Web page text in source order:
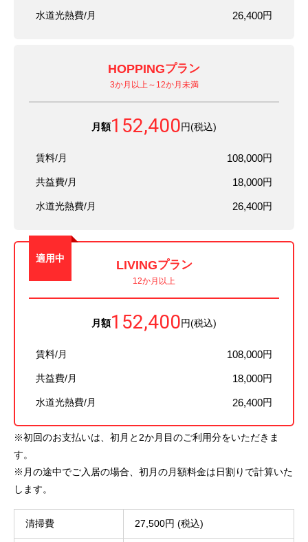
水道光熱費/月 26,400円
HOPPINGプラン
3か月以上～12か月未満
月額152,400円(税込)
賃料/月 108,000円
共益費/月 18,000円
水道光熱費/月 26,400円
適用中 LIVINGプラン
12か月以上
月額152,400円(税込)
賃料/月 108,000円
共益費/月 18,000円
水道光熱費/月 26,400円
※初回のお支払いは、初月と2か月目のご利用分をいただきま
す。
※月の途中でご入居の場合、初月の月額料金は日割りで計算いた
します。
清掃費 27,500円 (税込)